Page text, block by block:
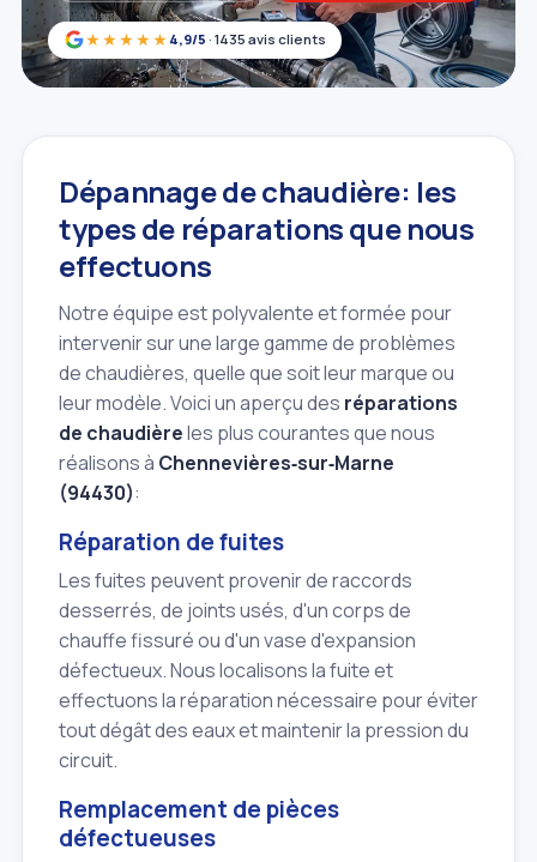
★★★★★ 4,9/5 · 1435 avis clients
Dépannage de chaudière: les
types de réparations que nous
effectuons
Notre équipe est polyvalente et formée pour
intervenir sur une large gamme de problèmes
de chaudières, quelle que soit leur marque ou
leur modèle. Voici un aperçu des réparations
de chaudièreles plus courantes que nous
réalisons à Chennevières‑sur‑Marne
(94430):
Réparation de fuites
Les fuites peuvent provenir de raccords
desserrés, de joints usés, d'un corps de
chauffe fissuré ou d'un vase d'expansion
défectueux. Nous localisons la fuite et
effectuons la réparation nécessaire pour éviter
tout dégât des eaux et maintenir la pression du
circuit.
Remplacement de pièces
défectueuses